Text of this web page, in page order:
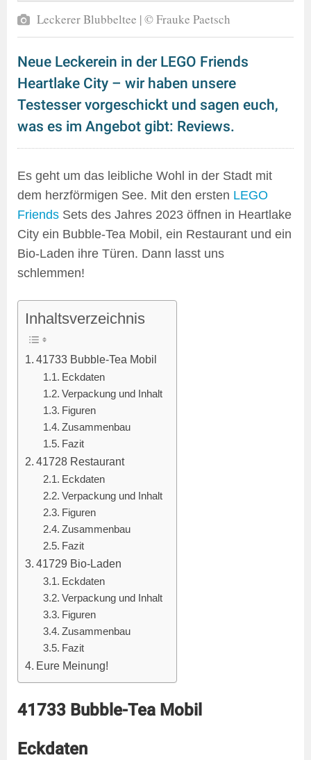
Leckerer Blubbeltee | © Frauke Paetsch
Neue Leckerein in der LEGO Friends
Heartlake City – wir haben unsere
Testesser vorgeschickt und sagen euch,
was es im Angebot gibt: Reviews.
Es geht um das leibliche Wohl in der Stadt mit
dem herzförmigen See. Mit den ersten LEGO
Friends Sets des Jahres 2023 öffnen in Heartlake
City ein Bubble-Tea Mobil, ein Restaurant und ein
Bio-Laden ihre Türen. Dann lasst uns
schlemmen!
Inhaltsverzeichnis
41733 Bubble-Tea Mobil
Eckdaten
Verpackung und Inhalt
Figuren
Zusammenbau
Fazit
41728 Restaurant
Eckdaten
Verpackung und Inhalt
Figuren
Zusammenbau
Fazit
41729 Bio-Laden
Eckdaten
Verpackung und Inhalt
Figuren
Zusammenbau
Fazit
Eure Meinung!
41733 Bubble-Tea Mobil
Eckdaten